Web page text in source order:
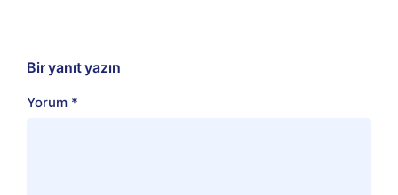
Bir yanıt yazın
Yorum *